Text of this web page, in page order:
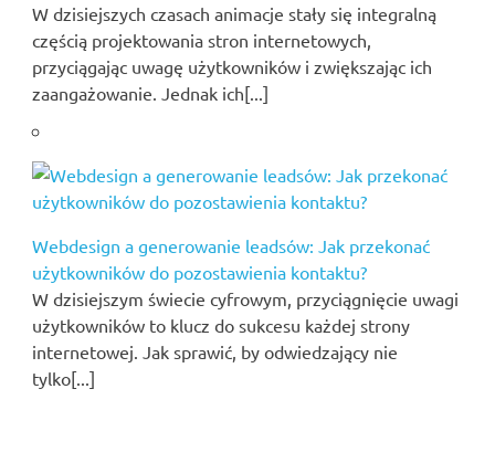
W dzisiejszych czasach animacje stały się integralną
częścią projektowania stron internetowych,
przyciągając uwagę użytkowników i zwiększając ich
zaangażowanie. Jednak ich[...]
Webdesign a generowanie leadsów: Jak przekonać
użytkowników do pozostawienia kontaktu?
W dzisiejszym świecie cyfrowym, przyciągnięcie uwagi
użytkowników to klucz do sukcesu każdej strony
internetowej. Jak sprawić, by odwiedzający nie
tylko[...]